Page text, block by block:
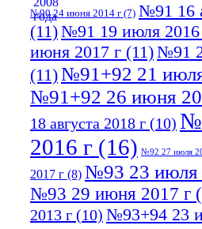
№90 24 июня 2014 г (7) №91 16
(11)№91 19 июля 2016
июня 2017 г (11)№91
(11)№91+92 21
№91+92 26 июня
18 августа 2018 г (10)
2016 г (16) №92 27 июля
2017 г (8) №93 23 июля
№93 29 июня 2017 г
2013 г (10) №93+94 23